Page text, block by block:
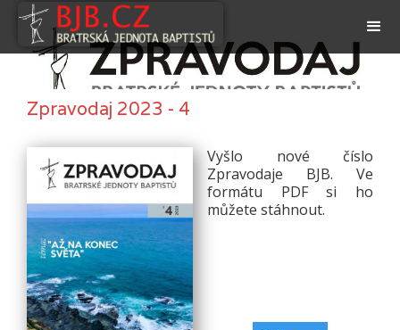
Zpravodaj 2023 - 4
Vyšlo nové číslo
Zpravodaje BJB. Ve
formátu PDF si ho
můžete stáhnout.